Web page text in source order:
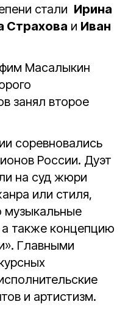
стали Ирина
Страхова и Иван
Масалыкин
занял второе
соревновались
России. Дуэт
на суд жюри
или стиля,
музыкальные
также концепцию
Главными
и артистизм.